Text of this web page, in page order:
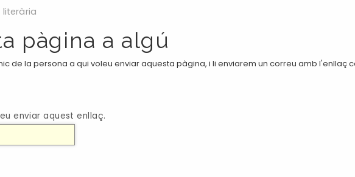
literària
pàgina a algú
de la persona a qui voleu enviar aquesta pàgina, i li enviarem un correu amb l'enllaç
enviar aquest enllaç.